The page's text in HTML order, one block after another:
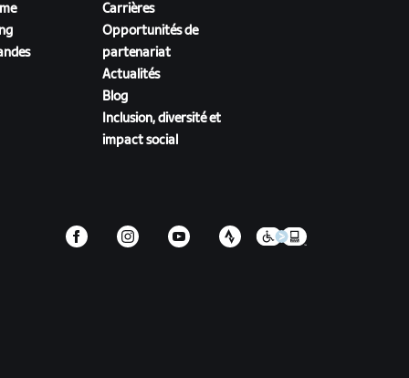
Carrières
Opportunités de
partenariat
Actualités
Blog
Inclusion, diversité et
impact social